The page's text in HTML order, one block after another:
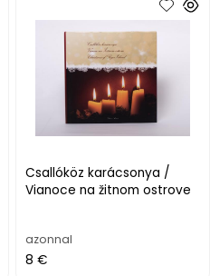
Csallóköz karácsonya /
Vianoce na žitnom ostrove
azonnal
8 €